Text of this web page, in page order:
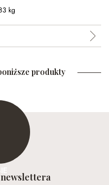
kg
produkty
newslettera